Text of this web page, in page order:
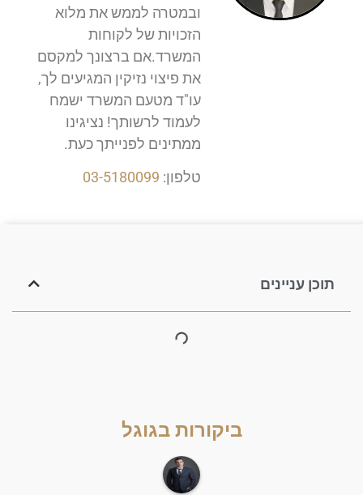
ובמטרה לממש את מלוא
הזכויות של לקוחות
המשרד.אם ברצונך למקסם
את פיצוי נזיקין המגיעים לך,
עו"ד מטעם המשרד ישמח
לעמוד לרשותך! נציגינו
ממתינים לפנייתך כעת.
טלפון: 03-5180099
תוכן עניינים
ביקורות בגוגל